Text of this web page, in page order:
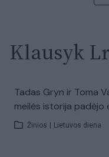
Klausyk
Tadas Gryn ir Toma
meilės istorija padėjo
Žinios Lietuvos diena